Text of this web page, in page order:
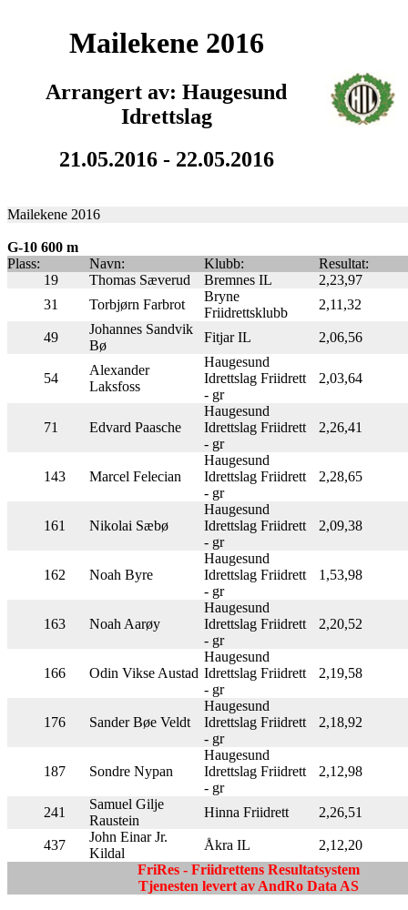
Mailekene 2016
Arrangert av: Haugesund
Idrettslag
21.05.2016 - 22.05.2016
Mailekene 2016
G-10 600 m
Plass:
Navn: Klubb:
Resultat:
19
Thomas Sæverud Bremnes IL
2,23,97
31
Torbjørn Farbrot
Bryne
Friidrettsklubb
2,11,32
49
Johannes Sandvik
Bø
Fitjar IL 2,06,56
54
Alexander
Laksfoss
Haugesund
Idrettslag Friidrett
- gr
2,03,64
71 Edvard Paasche
Haugesund
Idrettslag Friidrett
- gr
2,26,41
143 Marcel Felecian
Haugesund
Idrettslag Friidrett
- gr
2,28,65
161 Nikolai Sæbø
Haugesund
Idrettslag Friidrett
- gr
2,09,38
162 Noah Byre
Haugesund
Idrettslag Friidrett
- gr
1,53,98
163 Noah Aarøy
Haugesund
Idrettslag Friidrett
- gr
2,20,52
166 Odin Vikse Austad
Haugesund
Idrettslag Friidrett
- gr
2,19,58
176 Sander Bøe Veldt
Haugesund
Idrettslag Friidrett
- gr
2,18,92
187 Sondre Nypan
Haugesund
Idrettslag Friidrett
- gr
2,12,98
241
Samuel Gilje
Raustein
Hinna Friidrett 2,26,51
437
John Einar Jr.
Kildal
Åkra IL
2,12,20
FriRes - Friidrettens Resultatsystem
Tjenesten levert av AndRo Data AS